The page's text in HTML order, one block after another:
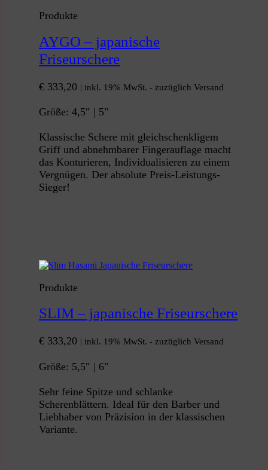
Produkte
AYGO – japanische
Friseurschere
€ 333,20 | inkl. 19% MwSt. - zuzüglich Versand
Größe: 4,5″ | 5"
Klassische Schere mit gleichschenkligem
Griff und abnehmbarer Fingerauflage macht
das Konturieren, Individualisieren zu einem
Vergnügen. Der absolute Preis-Leistungs-
Sieger!
Produkte
SLIM – japanische Friseurschere
€ 333,20 | inkl. 19% MwSt. - zuzüglich Versand
Größe: 5,5″ | 6″
Sehr feine Spitze und schlanke
Scherenblättern. Ideal für den Barber und
Liebhaber von Präzision in der klassischen
Variante.